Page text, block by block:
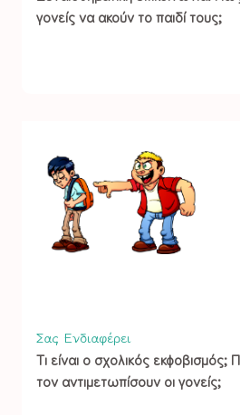
γονείς να ακούν το παιδί τους;
Σας Ενδιαφέρει
Τι είναι ο σχολικός
τον αντιμετωπίσουν οι γονείς;